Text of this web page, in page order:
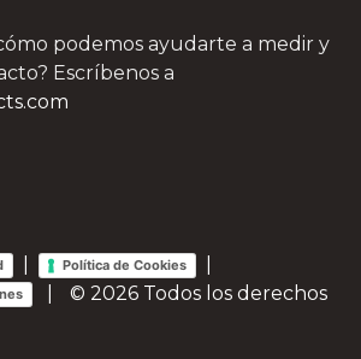
podemos ayudarte a medir y
Escríbenos a
Política de Cookies
© 2026 Todos los derechos